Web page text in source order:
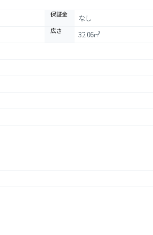
保証金 なし
広さ 32.06㎡